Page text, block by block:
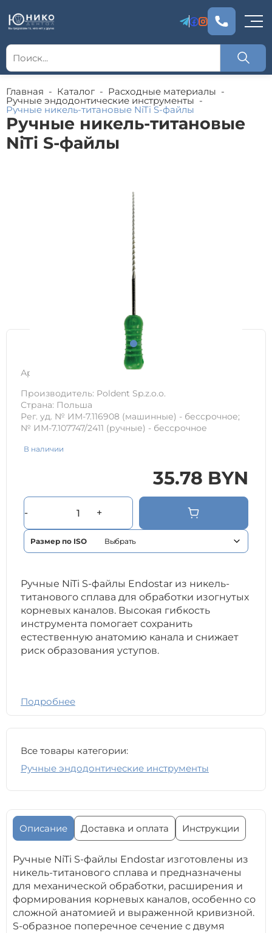
Главная - Каталог - Расходные материалы -
Ручные эндодонтические инструменты -
Ручные никель-титановые NiTi S-файлы
Ручные никель-титановые
NiTi S-файлы
Арт.
Производитель: Poldent Sp.z.o.o.
Страна: Польша
Рег. уд. № ИМ-7.116908 (машинные) - бессрочное;
№ ИМ-7.107747/2411 (ручные) - бессрочное
В наличии
35.78 BYN
Размер по ISO
- +
Ручные NiTi S-файлы Endostar из никель-
титанового сплава для обработки изогнутых
корневых каналов. Высокая гибкость
инструмента помогает сохранить
естественную анатомию канала и снижает
риск образования уступов.
Подробнее
Все товары категории:
Ручные эндодонтические инструменты
Описание Доставка и оплата Инструкции
Ручные NiTi S-файлы Endostar изготовлены из
никель-титанового сплава и предназначены
для механической обработки, расширения и
формирования корневых каналов, особенно со
сложной анатомией и выраженной кривизной.
S-образное поперечное сечение с двумя